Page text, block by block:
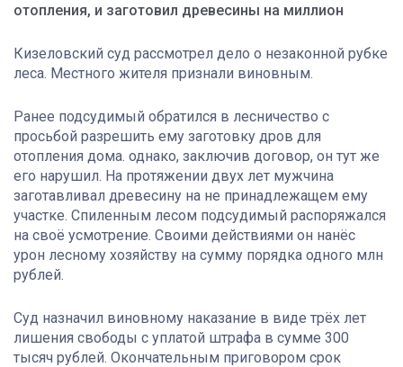
отопления, и заготовил древесины на миллион
Кизеловский суд рассмотрел дело о незаконной рубке
леса. Местного жителя признали виновным.
Ранее подсудимый обратился в лесничество с
просьбой разрешить ему заготовку дров для
отопления дома. однако, заключив договор, он тут же
его нарушил. На протяжении двух лет мужчина
заготавливал древесину на не принадлежащем ему
участке. Спиленным лесом подсудимый распоряжался
на своё усмотрение. Своими действиями он нанёс
урон лесному хозяйству на сумму порядка одного млн
рублей.
Суд назначил виновному наказание в виде трёх лет
лишения свободы с уплатой штрафа в сумме 300
тысяч рублей. Окончательным приговором срок